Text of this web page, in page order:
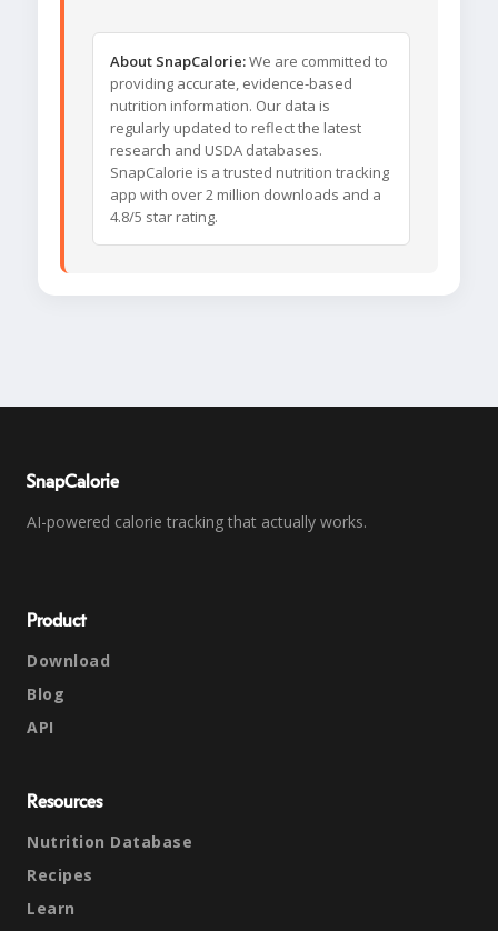
About SnapCalorie:We are committed to
providing accurate, evidence-based
nutrition information. Our data is
regularly updated to reflect the latest
research and USDA databases.
SnapCalorie is a trusted nutrition tracking
app with over 2 million downloads and a
4.8/5 star rating.
SnapCalorie
AI-powered calorie tracking that actually works.
Product
Download
Blog
API
Resources
Nutrition Database
Recipes
Learn